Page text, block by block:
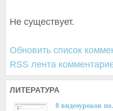
Не существует.
Обновить список
RSS лента
ЛИТЕРАТУРА
8 видеоуроков